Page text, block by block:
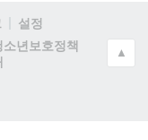
설정
소년보호정책
▲